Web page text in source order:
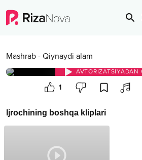
Mashrab - Qiynaydi alam
AVTORIZATSIYADAN
1
Ijrochining boshqa kliplari